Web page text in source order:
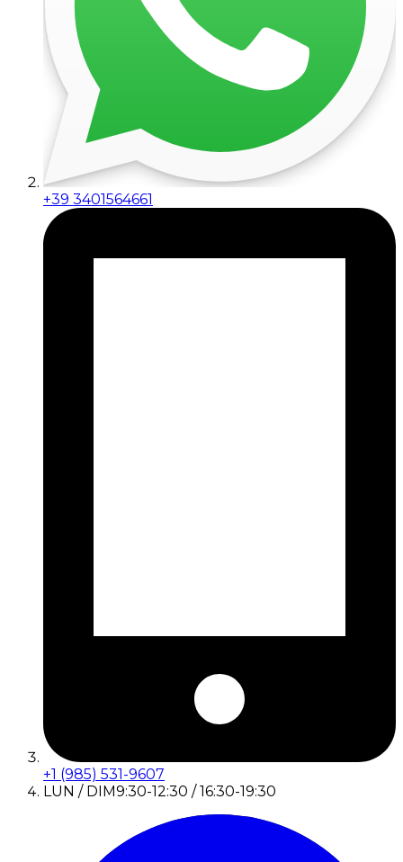
+39 3401564661
+1 (985) 531-9607
LUN / DIM9:30-12:30 / 16:30-19:30